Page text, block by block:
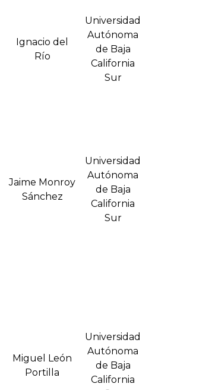
Ignacio del
Rí­o
Universidad
Autónoma
de Baja
California
Sur
Jaime Monroy
Sánchez
Universidad
Autónoma
de Baja
California
Sur
Miguel León
Portilla
Universidad
Autónoma
de Baja
California